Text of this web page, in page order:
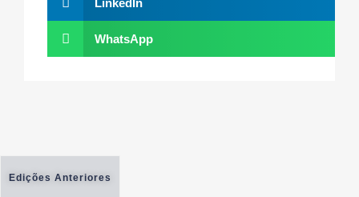
LinkedIn
WhatsApp
Edições Anteriores